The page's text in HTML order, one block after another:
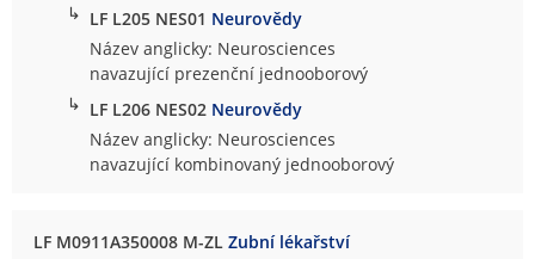
↳ LF L205 NES01 Neurovědy
Název anglicky: Neurosciences
navazující prezenční jednooborový
↳ LF L206 NES02 Neurovědy
Název anglicky: Neurosciences
navazující kombinovaný jednooborový
LF M0911A350008 M-ZLZubní lékařství